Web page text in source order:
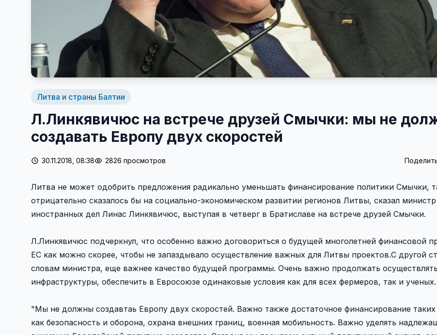
Литва и страны Балтии
Л.Линкявичюс на встрече друзей Смычки: мы не
создавать Европу двух скоростей
30.11.2018, 08:38 2826 просмотров
Литва не может одобрить предложения радикально уменьшать финансирование политики Смычки,
отрицательно сказалось бы на социально-экономическом развитии регионов Литвы, сказал министр
иностранных дел Линас Линкявичюс, выступая в четверг в Братиславе на встрече друзей Смычки.
Л.Линкявичюс подчеркнул, что особенно важно договориться о будущей многолетней финансовой
ЕС как можно скорее, чтобы не запаздывало осуществление важных для Литвы проектов.С другой
словам министра, еще важнее качество будущей программы. Очень важно продолжать
инфраструктуры, обеспечить в Евросоюзе одинаковые условия как для всех фермеров, так и ученых.
"Мы не должны создавтаь Европу двух скоростей. Важно также достаточное финансирование таких
как безопасность и оборона, охрана внешних границ, военная мобильность. Важно уделять